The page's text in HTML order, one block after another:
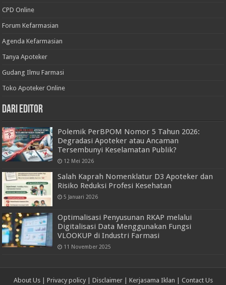
CPD Online
Forum Kefarmasian
Agenda Kefarmasian
Tanya Apoteker
Gudang Ilmu Farmasi
Toko Apoteker Online
Dari Editor
Polemik PerBPOM Nomor 5 Tahun 2026:
Degradasi Apoteker atau Ancaman
Tersembunyi Keselamatan Publik?
12 Mei 2026
Salah Kaprah Nomenklatur D3 Apoteker dan
Risiko Reduksi Profesi Kesehatan
5 Januari 2026
Optimalisasi Penyusunan RKAP melalui
Digitalisasi Data Menggunakan Fungsi
VLOOKUP di Industri Farmasi
11 November 2025
About Us| Privacy policy| Disclaimer| Kerjasama Iklan Contact Us